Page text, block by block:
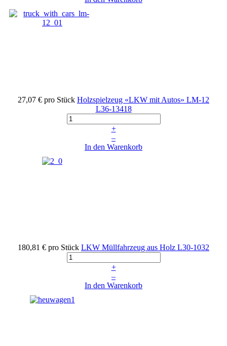
27,07 € pro Stück Holzspielzeug «LKW mit Autos» LM-12
L36-13418
+
–
In den Warenkorb
180,81 € pro Stück LKW Müllfahrzeug aus Holz L30-1032
+
–
In den Warenkorb